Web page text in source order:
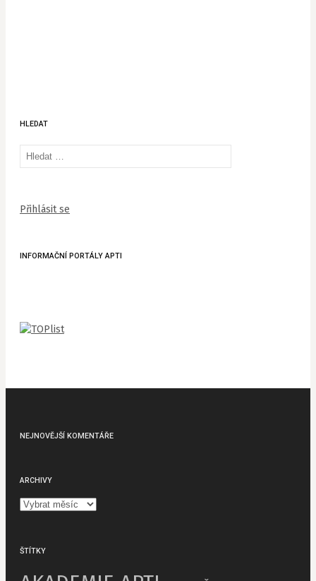
HLEDAT
Vyhledávání
Přihlásit se
INFORMAČNÍ PORTÁLY APTI
NEJNOVĚJŠÍ KOMENTÁŘE
ARCHIVY
Archivy
ŠTÍTKY